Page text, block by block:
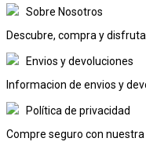
Sobre Nosotros
Descubre, compra y disfruta
Envios y devoluciones
Informacion de envios y
Política de privacidad
Compre seguro con